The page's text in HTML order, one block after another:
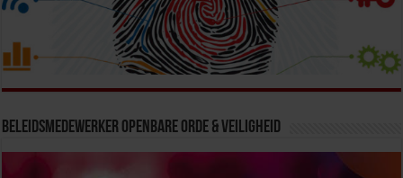
Beleidsmedewerker Openbare Orde & Veiligheid